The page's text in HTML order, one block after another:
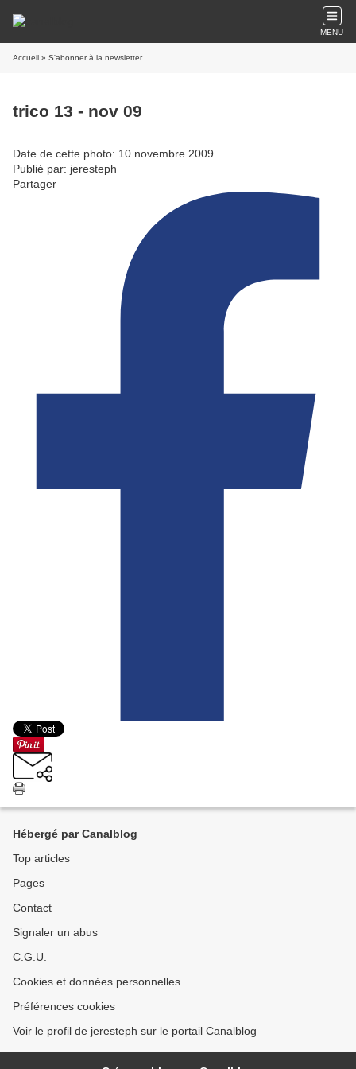
MENU
Accueil » S'abonner à la newsletter
trico 13 - nov 09
Date de cette photo: 10 novembre 2009
Publié par: jeresteph
Partager
Hébergé par Canalblog
Top articles
Pages
Contact
Signaler un abus
C.G.U.
Cookies et données personnelles
Préférences cookies
Voir le profil de jeresteph sur le portail Canalblog